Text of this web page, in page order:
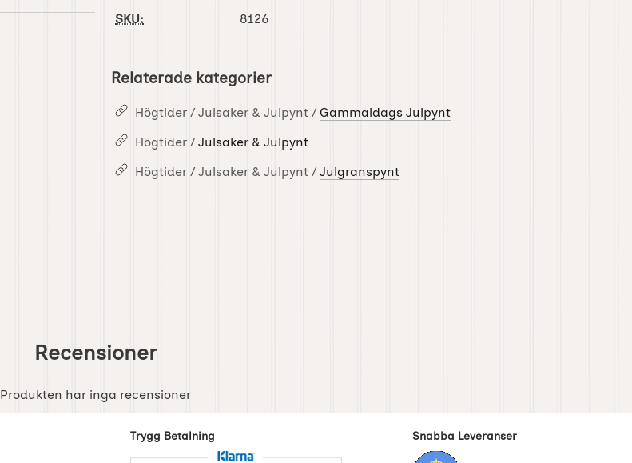
SKU: 8126
Relaterade kategorier
Högtider / Julsaker & Julpynt / Gammaldags Julpynt
Högtider / Julsaker & Julpynt
Högtider / Julsaker & Julpynt / Julgranspynt
Recensioner
Produkten har inga recensioner
Trygg Betalning Snabba Leveranser